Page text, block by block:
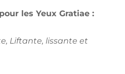
les Yeux Gratiae :
Liftante, lissante et